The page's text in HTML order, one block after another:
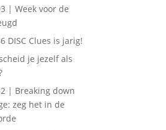
| Week voor de
DISC Clues is jarig!
je jezelf als
| Breaking down
zeg het in de